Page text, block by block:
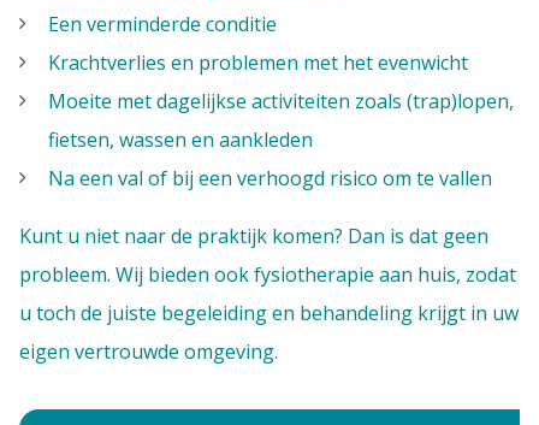
Een verminderde conditie
Krachtverlies en problemen met het evenwicht
Moeite met dagelijkse activiteiten zoals (trap)lopen,
fietsen, wassen en aankleden
Na een val of bij een verhoogd risico om te vallen
Kunt u niet naar de praktijk komen? Dan is dat geen
probleem. Wij bieden ook fysiotherapie aan huis, zodat
u toch de juiste begeleiding en behandeling krijgt in uw
eigen vertrouwde omgeving.